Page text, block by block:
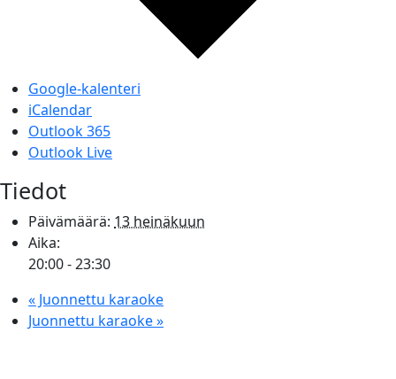
Google-kalenteri
iCalendar
Outlook 365
Outlook Live
Tiedot
Päivämäärä: 13 heinäkuun
Aika:
20:00 - 23:30
« Juonnettu karaoke
Juonnettu karaoke»